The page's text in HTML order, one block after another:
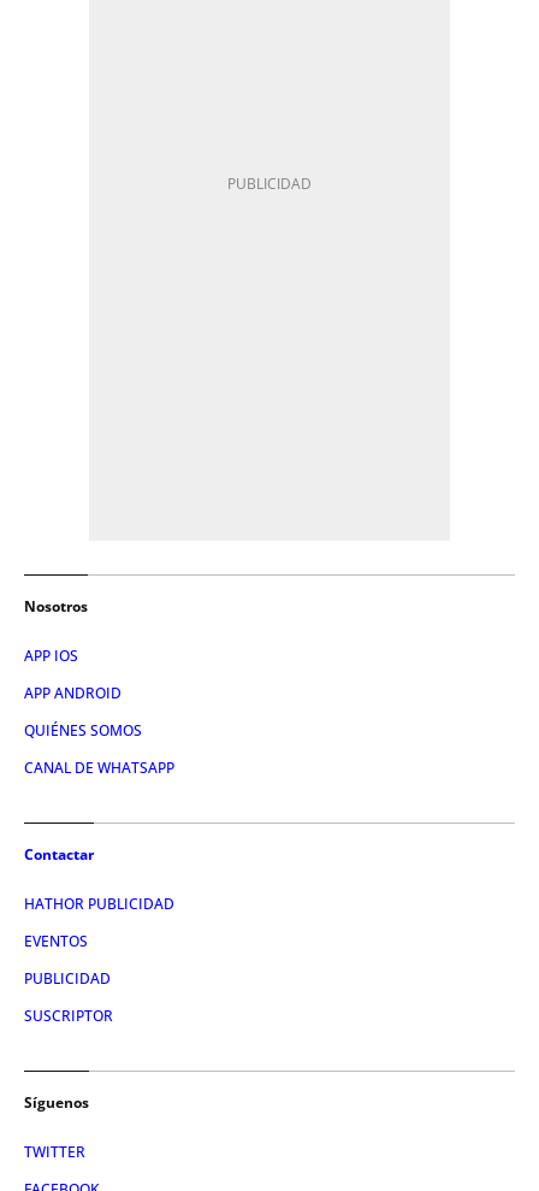
Nosotros
APP IOS
APP ANDROID
QUIÉNES SOMOS
CANAL DE WHATSAPP
Contactar
HATHOR PUBLICIDAD
EVENTOS
PUBLICIDAD
SUSCRIPTOR
Síguenos
TWITTER